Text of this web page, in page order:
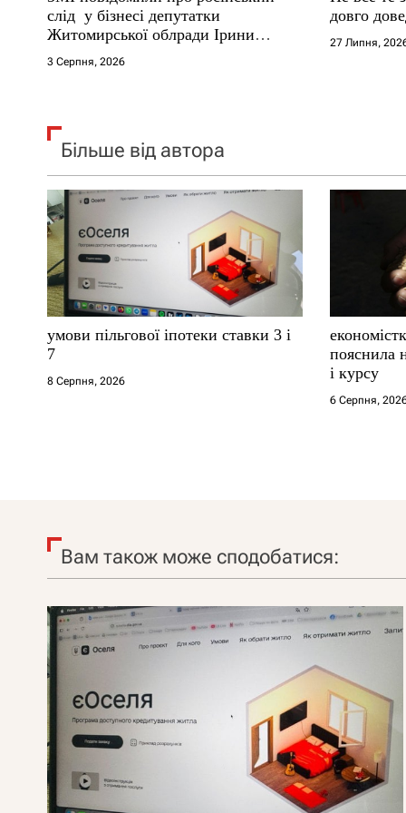
і
в
слід у бізнесі депутатки
Житомирської облради Ірини
Костюшко та чому можуть
арештувати її активи
3 Серпня, 2026
довго
27 Липня,
Більше від автора
умови пільгової іпотеки ставки 3 і
7
8 Серпня, 2026
пояснила
і курсу
6 Серпня,
Вам також може сподобатися: